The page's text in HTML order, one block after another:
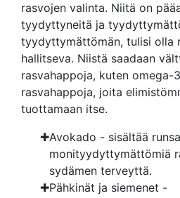
rasvojen valinta. Niitä on
tyydyttyneitä ja
tyydyttymättömän, tulisi olla
hallitseva. Niistä saadaan
rasvahappoja, kuten
rasvahappoja, joita
tuottamaan itse.
Avokado - sisältää
monityydyttymättömiä
sydämen terveyttä.
Pähkinät ja siemenet -